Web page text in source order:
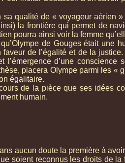
sa qualité de « voyageur aérien
la frontière qui permet de
pourra ainsi voir la femme
de Gouges était une
de l’égalité et de la
l’émergence d’une
placera Olympe parmi les «
égalitaire.
de la pièce que ses idées
humain.
aucun doute la première à
soient reconnus les droits de